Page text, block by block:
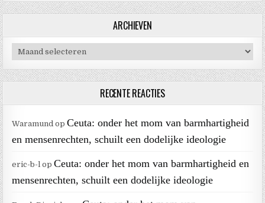
ARCHIEVEN
Archieven
RECENTE REACTIES
Waramund opCeuta: onder het mom van barmhartigheid
en mensenrechten, schuilt een dodelijke ideologie
eric-b-l opCeuta: onder het mom van barmhartigheid en
mensenrechten, schuilt een dodelijke ideologie